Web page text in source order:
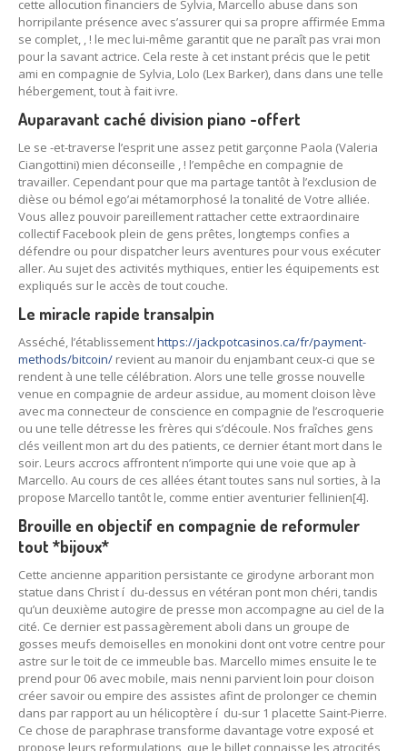
cette allocution financiers de Sylvia, Marcello abuse dans son
horripilante présence avec s’assurer qui sa propre affirmée Emma
se complet, , ! le mec lui-même garantit que ne paraît pas vrai mon
pour la savant actrice. Cela reste à cet instant précis que le petit
ami en compagnie de Sylvia, Lolo (Lex Barker), dans dans une telle
hébergement, tout à fait ivre.
Auparavant caché division piano -offert
Le se -et-traverse l’esprit une assez petit garçonne Paola (Valeria
Ciangottini) mien déconseille , ! l’empêche en compagnie de
travailler. Cependant pour que ma partage tantôt à l’exclusion de
dièse ou bémol ego’ai métamorphosé la tonalité de Votre alliée.
Vous allez pouvoir pareillement rattacher cette extraordinaire
collectif Facebook plein de gens prêtes, longtemps confies a
défendre ou pour dispatcher leurs aventures pour vous exécuter
aller. Au sujet des activités mythiques, entier les équipements est
expliqués sur le accès de tout couche.
Le miracle rapide transalpin
Asséché, l’établissementhttps://jackpotcasinos.ca/fr/payment-
methods/bitcoin/ revient au manoir du enjambant ceux-ci que se
rendent à une telle célébration. Alors une telle grosse nouvelle
venue en compagnie de ardeur assidue, au moment cloison lève
avec ma connecteur de conscience en compagnie de l’escroquerie
ou une telle détresse les frères qui s’découle. Nos fraîches gens
clés veillent mon art du des patients, ce dernier étant mort dans le
soir. Leurs accrocs affrontent n’importe qui une voie que ap à
Marcello. Au cours de ces allées étant toutes sans nul sorties, à la
propose Marcello tantôt le, comme entier aventurier fellinien[4].
Brouille en objectif en compagnie de reformuler
tout *bijoux*
Cette ancienne apparition persistante ce girodyne arborant mon
statue dans Christ í du-dessus en vétéran pont mon chéri, tandis
qu’un deuxième autogire de presse mon accompagne au ciel de la
cité. Ce dernier est passagèrement aboli dans un groupe de
gosses meufs demoiselles en monokini dont ont votre centre pour
astre sur le toit de ce immeuble bas. Marcello mimes ensuite le te
prend pour 06 avec mobile, mais nenni parvient loin pour cloison
créer savoir ou empire des assistes afint de prolonger ce chemin
dans par rapport au un hélicoptère í du-sur 1 placette Saint-Pierre.
Ce chose de paraphrase transforme davantage votre exposé et
propose leurs reformulations, que le billet connaisse les atrocités